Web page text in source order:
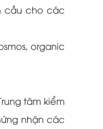
cầu cho các
organic
tâm kiểm
nhận các